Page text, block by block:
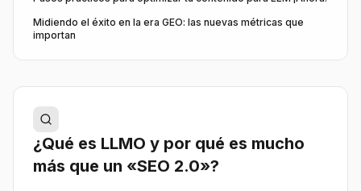
Midiendo el éxito en la era GEO: las nuevas métricas que
importan
¿Qué es LLMO y por qué es mucho
más que un «SEO 2.0»?